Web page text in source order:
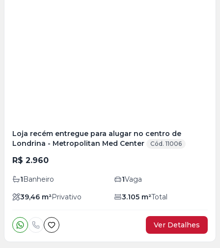
Loja recém entregue para alugar no centro de
Londrina - Metropolitan Med Center
Cód. 11006
R$ 2.960
1Banheiro 1Vaga
39,46 m²Privativo 3.105 m²Total
Ver Detalhes